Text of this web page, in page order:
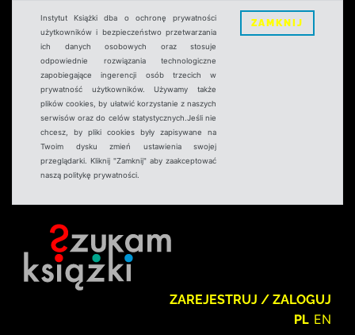
Instytut Książki dba o ochronę prywatności
użytkowników i bezpieczeństwo przetwarzania
ich danych osobowych oraz stosuje
odpowiednie rozwiązania technologiczne
zapobiegające ingerencji osób trzecich w
prywatność użytkowników. Używamy także
plików cookies, by ułatwić korzystanie z naszych
serwisów oraz do celów statystycznych.Jeśli nie
chcesz, by pliki cookies były zapisywane na
Twoim dysku zmień ustawienia swojej
przeglądarki. Kliknij "Zamknij" aby zaakceptować
naszą politykę prywatności.
ZAMKNIJ
ZAREJESTRUJ / ZALOGUJ
PL EN